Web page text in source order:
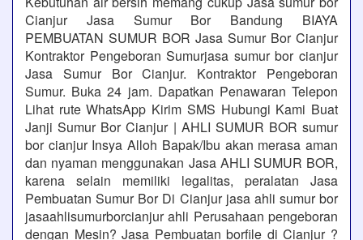
Cianjur Jasa Sumur Bor Bandung BIAYA
PEMBUATAN SUMUR BOR Jasa Sumur Bor Cianjur
Kontraktor Pengeboran Sumurjasa sumur bor cianjur
Jasa Sumur Bor Cianjur. Kontraktor Pengeboran
Sumur. Buka 24 jam. Dapatkan Penawaran Telepon
Lihat rute WhatsApp Kirim SMS Hubungi Kami Buat
Janji Sumur Bor Cianjur | AHLI SUMUR BOR sumur
bor cianjur Insya Alloh Bapak/Ibu akan merasa aman
dan nyaman menggunakan Jasa AHLI SUMUR BOR,
karena selain memiliki legalitas, peralatan Jasa
Pembuatan Sumur Bor Di Cianjur jasa ahli sumur bor
jasaahlisumurborcianjur ahli Perusahaan pengeboran
dengan Mesin? Jasa Pembuatan borfile di Cianjur ?